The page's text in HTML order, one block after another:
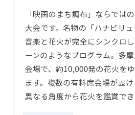
「映画のまち調布」ならでは
大会です。名物の「ハナビリュ
音楽と花火が完全にシンクロ
ーンのようなプログラム。多
会場で、約10,000発の花火を
ます。複数の有料席会場が設
異なる角度から花火を鑑賞でき